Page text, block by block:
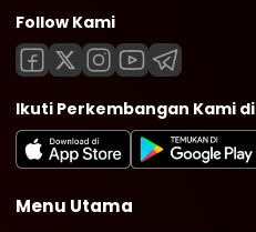
Follow Kami
Ikuti Perkembangan Kami di
Menu Utama